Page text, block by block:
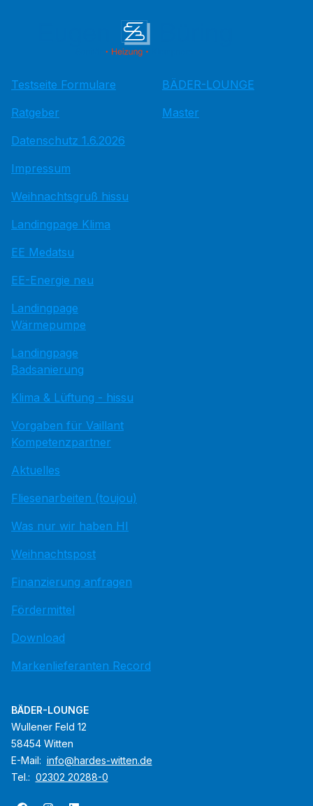
Testseite Formulare
Ratgeber
Datenschutz 1.6.2026
Impressum
Weihnachtsgruß hissu
Landingpage Klima
EE Medatsu
EE-Energie neu
Landingpage
Wärmepumpe
Landingpage
Badsanierung
Klima & Lüftung - hissu
Vorgaben für Vaillant
Kompetenzpartner
Aktuelles
Fliesenarbeiten (toujou)
Was nur wir haben HI
Weihnachtspost
Finanzierung anfragen
Fördermittel
Download
Markenlieferanten Record
BÄDER-LOUNGE
Master
BÄDER-LOUNGE
Wullener Feld 12
58454 Witten
E-Mail: info@hardes-witten.de
Tel.: 02302 20288-0